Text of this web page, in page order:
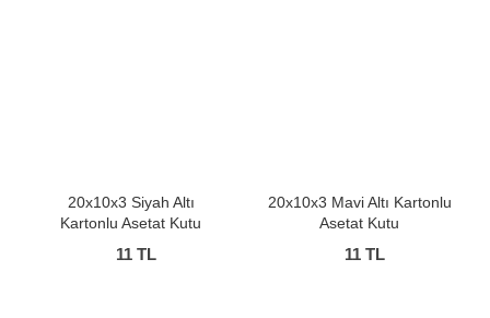
20x10x3 Siyah Altı
Kartonlu Asetat Kutu
11 TL
20x10x3 Mavi Altı Kartonlu
Asetat Kutu
11 TL